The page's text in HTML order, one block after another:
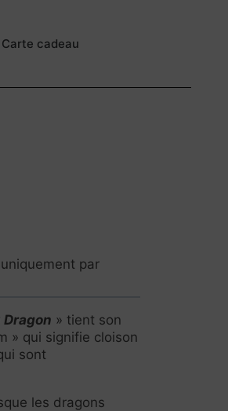
Carte cadeau
par
Dragon » tient son
» qui signifie cloison
sont
les dragons